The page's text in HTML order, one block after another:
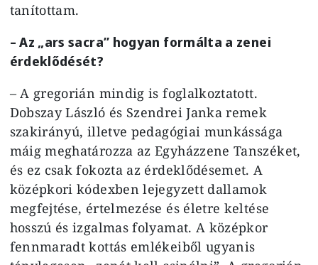
tanítottam.
– Az „ars sacra” hogyan formálta a zenei
érdeklődését?
– A gregorián mindig is foglalkoztatott.
Dobszay László és Szendrei Janka remek
szakirányú, illetve pedagógiai munkássága
máig meghatározza az Egyházzene Tanszéket,
és ez csak fokozta az érdeklődésemet. A
középkori kódexben lejegyzett dallamok
megfejtése, értelmezése és életre keltése
hosszú és izgalmas folyamat. A középkor
fennmaradt kottás emlékeiből ugyanis